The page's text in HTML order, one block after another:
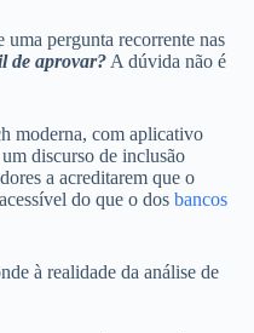
uma pergunta recorrente nas
de aprovar? A dúvida não é
moderna, com aplicativo
discurso de inclusão
a acreditarem que o
do que o dos bancos
à realidade da análise de